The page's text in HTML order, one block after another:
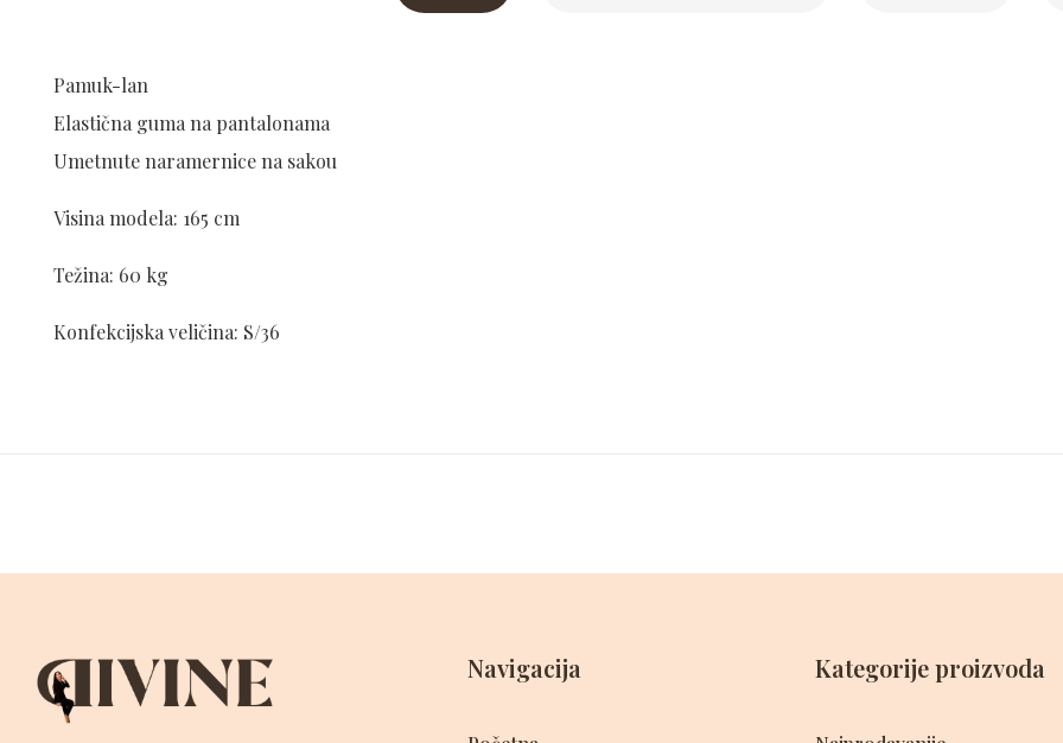
Pamuk-lan
Elastična guma na pantalonama
Umetnute naramernice na sakou
Visina modela: 165 cm
Težina: 60 kg
Konfekcijska veličina: S/36
Navigacija Kategorije proizvoda